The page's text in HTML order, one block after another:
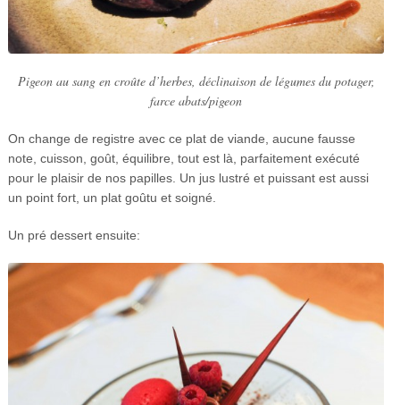
Pigeon au sang en croûte d’herbes, déclinaison de légumes du potager,
farce abats/pigeon
On change de registre avec ce plat de viande, aucune fausse
note, cuisson, goût, équilibre, tout est là, parfaitement exécuté
pour le plaisir de nos papilles. Un jus lustré et puissant est aussi
un point fort, un plat goûtu et soigné.
Un pré dessert ensuite: